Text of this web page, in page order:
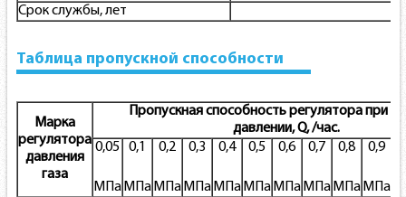
Срок службы, лет
Таблица пропускной способности
Марка
регулятора
давления
газа
Пропускная способность регулятора при
давлении,Q,/час.
0,05
МПа
0,1
МПа
0,2
МПа
0,3
МПа
0,4
МПа
0,5
МПа
0,6
МПа
0,7
МПа
0,8
МПа
0,9
МПа